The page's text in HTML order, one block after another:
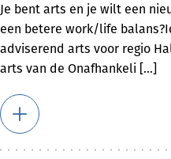
Je bent arts en je wilt een
een betere work/life
adviserend arts voor regio
arts van de Onafhankeli [...]